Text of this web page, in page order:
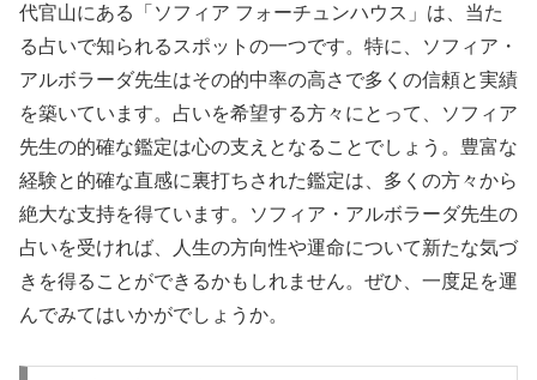
代官山にある「ソフィア フォーチュンハウス」は、当た
る占いで知られるスポットの一つです。特に、ソフィア・
アルボラーダ先生はその的中率の高さで多くの信頼と実績
を築いています。占いを希望する方々にとって、ソフィア
先生の的確な鑑定は心の支えとなることでしょう。豊富な
経験と的確な直感に裏打ちされた鑑定は、多くの方々から
絶大な支持を得ています。ソフィア・アルボラーダ先生の
占いを受ければ、人生の方向性や運命について新たな気づ
きを得ることができるかもしれません。ぜひ、一度足を運
んでみてはいかがでしょうか。